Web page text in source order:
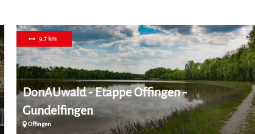
9,7 km
DonAUwald - Etappe Offingen -
Gundelfingen
Offingen